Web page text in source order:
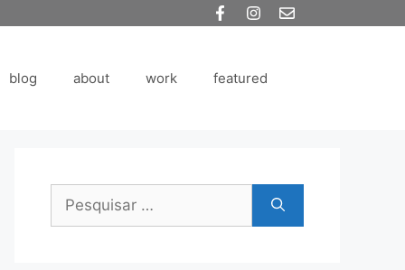
blog about work featured
Pesquisar